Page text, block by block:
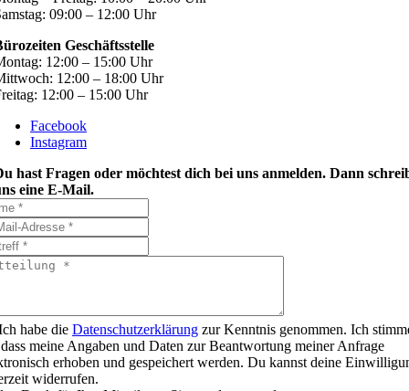
09:00 – 12:00 Uhr
Geschäftsstelle
12:00 – 15:00 Uhr
12:00 – 18:00 Uhr
12:00 – 15:00 Uhr
Facebook
Instagram
hast Fragen oder möchtest dich bei uns anmelden. Dann
eine E-Mail.
habe die Datenschutzerklärung zur Kenntnis genommen. Ich
meine Angaben und Daten zur Beantwortung meiner Anfrage
erhoben und gespeichert werden. Du kannst deine
widerrufen.